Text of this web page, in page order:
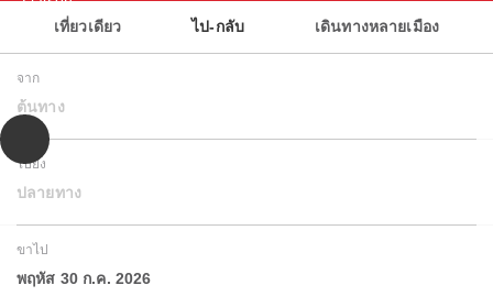
เที่ยวเดียว ไป-กลับ เดินทางหลายเมือง
จาก
ต้นทาง
ไปยัง
ปลายทาง
ขาไป
พฤหัส 30 ก.ค. 2026